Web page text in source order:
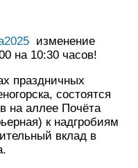
изменение
на 10:30 часов!
праздничных
состоятся
на аллее Почёта
к надгробиям
вклад в